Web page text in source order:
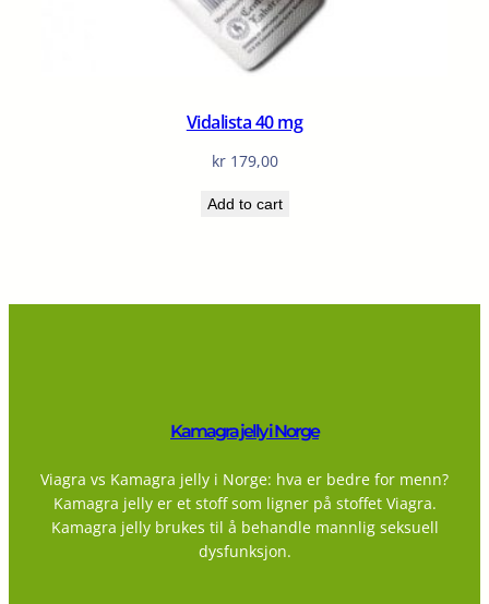
Vidalista 40 mg
kr179,00
Add to cart
Kamagra jelly i Norge
Viagra vs Kamagra jelly i Norge: hva er bedre for menn?
Kamagra jelly er et stoff som ligner på stoffet Viagra.
Kamagra jelly brukes til å behandle mannlig seksuell
dysfunksjon.